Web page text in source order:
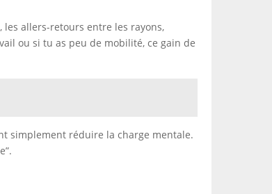
les allers-retours entre les rayons,
ou si tu as peu de mobilité, ce gain de
simplement réduire la charge mentale.